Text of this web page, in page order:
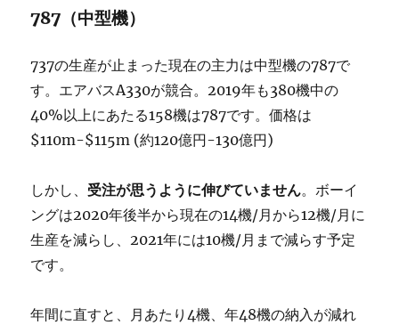
787（中型機）
737の生産が止まった現在の主力は中型機の787で
す。エアバスA330が競合。2019年も380機中の
40%以上にあたる158機は787です。価格は
$110m-$115m (約120億円-130億円)
しかし、 受注が思うように伸びていません。ボーイ
ングは2020年後半から現在の14機/月から12機/月に
生産を減らし、2021年には10機/月まで減らす予定
です。
年間に直すと、月あたり4機、年48機の納入が減れ